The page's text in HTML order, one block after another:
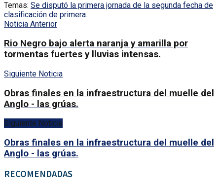
Temas: Se disputó la primera jornada de la segunda fecha de
clasificación de primera.
Noticia Anterior
Rio Negro bajo alerta naranja y amarilla por
tormentas fuertes y lluvias intensas.
Siguiente Noticia
Obras finales en la infraestructura del muelle del
Anglo - las grúas.
Siguiente Noticia
Obras finales en la infraestructura del muelle del
Anglo - las grúas.
RECOMENDADAS